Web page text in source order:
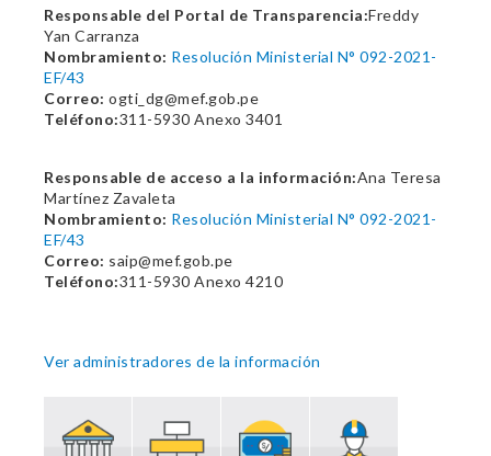
Responsable del Portal de Transparencia:Freddy
Yan Carranza
Nombramiento: Resolución Ministerial N° 092-2021-
EF/43
Correo: ogti_dg@mef.gob.pe
Teléfono:311-5930 Anexo 3401
Responsable de acceso a la información:Ana Teresa
Martínez Zavaleta
Nombramiento: Resolución Ministerial N° 092-2021-
EF/43
Correo: saip@mef.gob.pe
Teléfono:311-5930 Anexo 4210
Ver administradores de la información